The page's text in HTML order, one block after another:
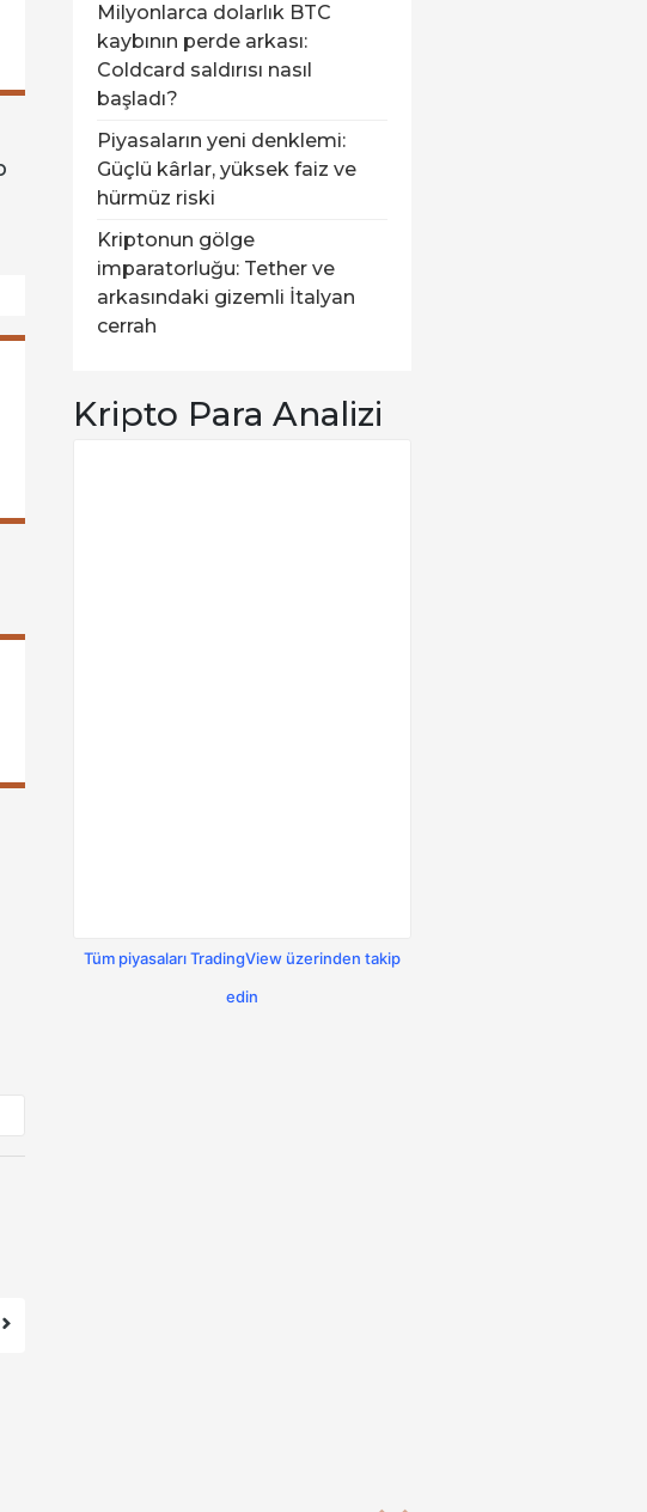
Milyonlarca dolarlık BTC
kaybının perde arkası:
Coldcard saldırısı nasıl
başladı?
Piyasaların yeni denklemi:
Güçlü kârlar, yüksek faiz ve
hürmüz riski
Kriptonun gölge
imparatorluğu: Tether ve
arkasındaki gizemli İtalyan
cerrah
Kripto Para Analizi
Tüm piyasaları TradingView üzerinden takip
edin